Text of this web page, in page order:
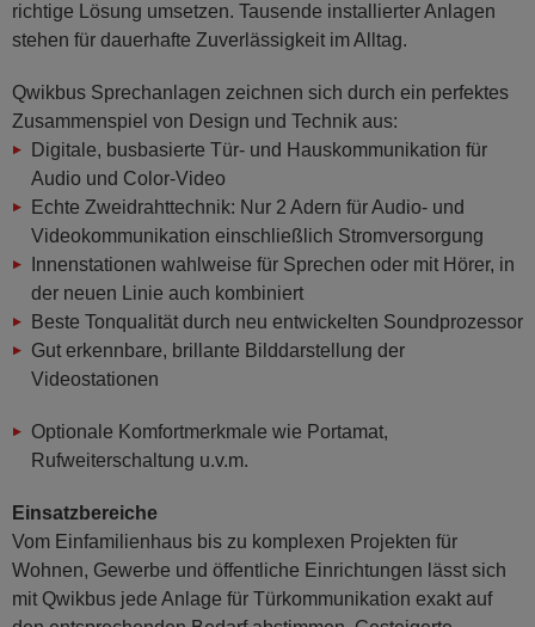
richtige Lösung umsetzen. Tausende installierter Anlagen
stehen für dauerhafte Zuverlässigkeit im Alltag.
Qwikbus Sprechanlagen zeichnen sich durch ein perfektes
Zusammenspiel von Design und Technik aus:
Digitale, busbasierte Tür- und Hauskommunikation für
Audio und Color-Video
Echte Zweidrahttechnik: Nur 2 Adern für Audio- und
Videokommunikation einschließlich Stromversorgung
Innenstationen wahlweise für Sprechen oder mit Hörer, in
der neuen Linie auch kombiniert
Beste Tonqualität durch neu entwickelten Soundprozessor
Gut erkennbare, brillante Bilddarstellung der
Videostationen
Optionale Komfortmerkmale wie Portamat,
Rufweiterschaltung u.v.m.
Einsatzbereiche
Vom Einfamilienhaus bis zu komplexen Projekten für
Wohnen, Gewerbe und öffentliche Einrichtungen lässt sich
mit Qwikbus jede Anlage für Türkommunikation exakt auf